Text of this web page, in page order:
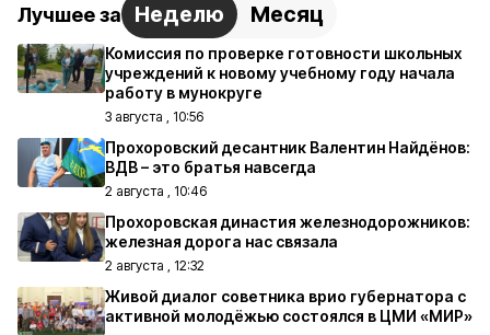
Лучшее за Неделю Месяц
Комиссия по проверке готовности школьных
учреждений к новому учебному году начала
работу в мунокруге
3 августа , 10:56
Прохоровский десантник Валентин Найдёнов:
ВДВ – это братья навсегда
2 августа , 10:46
Прохоровская династия железнодорожников:
железная дорога нас связала
2 августа , 12:32
Живой диалог советника врио губернатора с
активной молодёжью состоялся в ЦМИ «МИР»